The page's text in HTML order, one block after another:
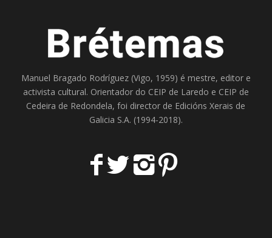
Manuel Bragado Rodríguez (Vigo, 1959) é mestre, editor e
activista cultural. Orientador do CEIP de Laredo e CEIP de
Cedeira de Redondela, foi director de Edicións Xerais de
Galicia S.A. (1994-2018).